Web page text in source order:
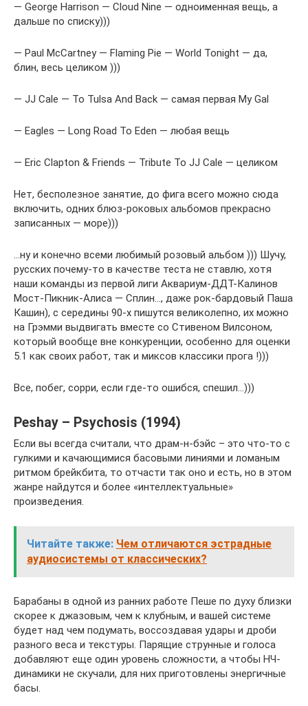
— George Harrison — Cloud Nine — одноименная вещь, а
дальше по списку)))
— Paul McCartney — Flaming Pie — World Tonight — да,
блин, весь целиком )))
— JJ Cale — To Tulsa And Back — самая первая My Gal
— Eagles — Long Road To Eden — любая вещь
— Eric Clapton & Friends — Tribute To JJ Cale — целиком
Нет, бесполезное занятие, до фига всего можно сюда
включить, одних блюз-роковых альбомов прекрасно
записанных — море)))
…ну и конечно всеми любимый розовый альбом ))) Шучу,
русских почему-то в качестве теста не ставлю, хотя
наши команды из первой лиги Аквариум-ДДТ-Калинов
Мост-Пикник-Алиса — Сплин…, даже рок-бардовый Паша
Кашин), с середины 90-х пишутся великолепно, их можно
на Грэмми выдвигать вместе со Стивеном Вилсоном,
который вообще вне конкуренции, особенно для оценки
5.1 как своих работ, так и миксов классики прога !)))
Все, побег, сорри, если где-то ошибся, спешил…)))
Peshay – Psychosis (1994)
Если вы всегда считали, что драм-н-бэйс – это что-то с
гулкими и качающимися басовыми линиями и ломаным
ритмом брейкбита, то отчасти так оно и есть, но в этом
жанре найдутся и более «интеллектуальные»
произведения.
Читайте также: Чем отличаются эстрадные
аудиосистемы от классических?
Барабаны в одной из ранних работе Пеше по духу близки
скорее к джазовым, чем к клубным, и вашей системе
будет над чем подумать, воссоздавая удары и дроби
разного веса и текстуры. Парящие струнные и голоса
добавляют еще один уровень сложности, а чтобы НЧ-
динамики не скучали, для них приготовлены энергичные
басы.